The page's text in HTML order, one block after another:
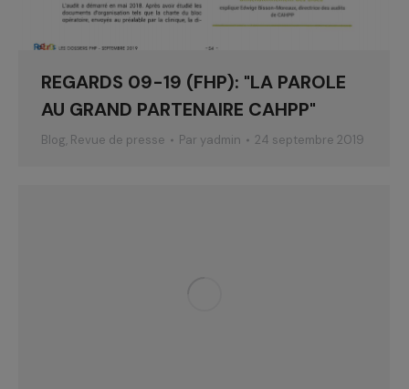
REGARDS 09-19 (FHP): "LA PAROLE
AU GRAND PARTENAIRE CAHPP"
Blog, Revue de presse Par yadmin 24 septembre 2019